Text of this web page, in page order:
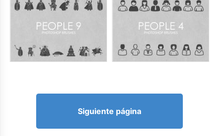
Siguiente página